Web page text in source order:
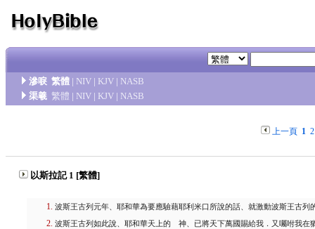
滲唳 繁體 | NIV | KJV | NASB
渠羲 繁體 | NIV | KJV | NASB
上一頁 1 2
以斯拉記 1 [繁體]
波斯王古列元年、耶和華為要應驗藉耶利米口所說的話、就激動波斯王古列
波斯王古列如此說、耶和華天上的 神、已將天下萬國賜給我．又囑咐我在